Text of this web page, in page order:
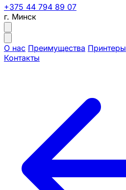
+375 44 794 89 07
г. Минск
О нас Преимущества Принтеры
Контакты